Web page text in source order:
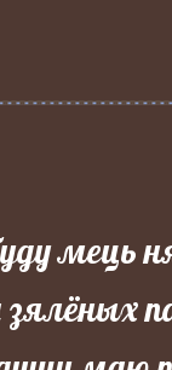
мець
зялёных